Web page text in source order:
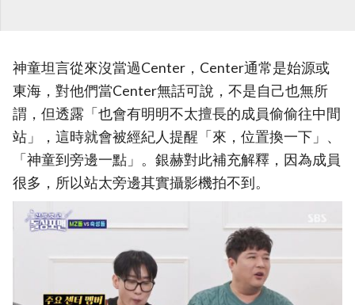
神童坦言從來沒當過Center，Center通常是始源或
東海，對他們當Center無話可說，不是自己也無所
謂，但透露「也會有明明不太擅長的成員偷偷往中間
站」，這時就會被經紀人提醒「來，位置換一下」、
「神童到旁邊一點」。銀赫對此補充解釋，因為成員
很多，所以站太旁邊其實攝影機拍不到。